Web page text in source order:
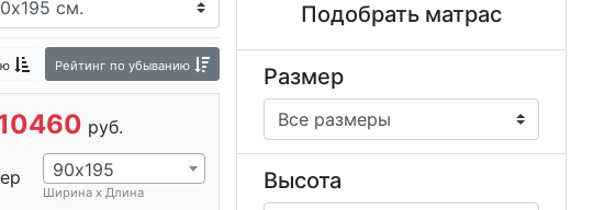
Рейтинг по убыванию
руб.
90х195
Ширина х Длина
Подобрать матрас
Размер
Высота